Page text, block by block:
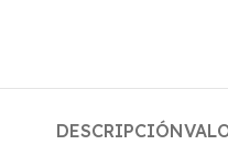
DESCRIPCIÓN